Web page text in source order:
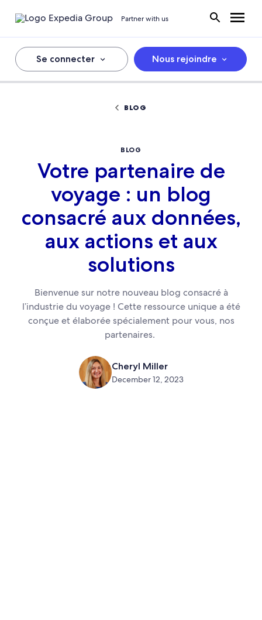
Partner with us
Se connecter Nous rejoindre
BLOG
BLOG
Votre partenaire de
voyage : un blog
consacré aux données,
aux actions et aux
solutions
Bienvenue sur notre nouveau blog consacré à
l’industrie du voyage ! Cette ressource unique a été
conçue et élaborée spécialement pour vous, nos
partenaires.
Cheryl Miller
December 12, 2023